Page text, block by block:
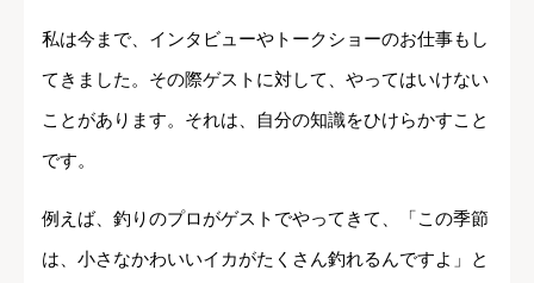
私は今まで、インタビューやトークショーのお仕事もし
てきました。その際ゲストに対して、やってはいけない
ことがあります。それは、自分の知識をひけらかすこと
です。
例えば、釣りのプロがゲストでやってきて、「この季節
は、小さなかわいいイカがたくさん釣れるんですよ」と